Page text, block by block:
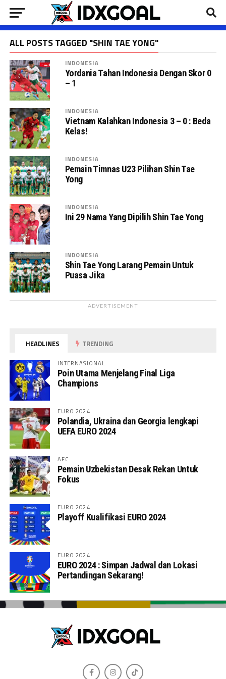
ALL POSTS TAGGED "SHIN TAE YONG"
INDONESIA
Yordania Tahan Indonesia Dengan Skor 0
– 1
INDONESIA
Vietnam Kalahkan Indonesia 3 – 0 : Beda
Kelas!
INDONESIA
Pemain Timnas U23 Pilihan Shin Tae
Yong
INDONESIA
Ini 29 Nama Yang Dipilih Shin Tae Yong
INDONESIA
Shin Tae Yong Larang Pemain Untuk
Puasa Jika
ADVERTISEMENT
HEADLINES TRENDING
INTERNASIONAL
Poin Utama Menjelang Final Liga
Champions
EURO 2024
Polandia, Ukraina dan Georgia lengkapi
UEFA EURO 2024
AFC
Pemain Uzbekistan Desak Rekan Untuk
Fokus
EURO 2024
Playoff Kualifikasi EURO 2024
EURO 2024
EURO 2024 : Simpan Jadwal dan Lokasi
Pertandingan Sekarang!